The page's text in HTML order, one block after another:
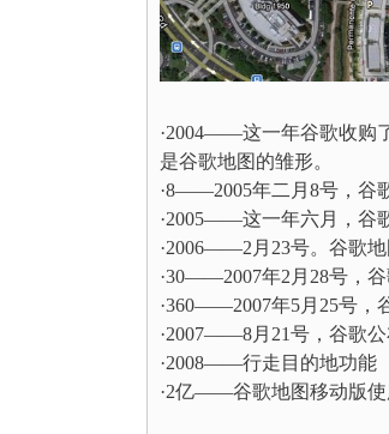
·2004——这一年谷歌收购
是谷歌地图的雏形。
·8——2005年二月8号，谷
·2005——这一年六月，谷
·2006——2月23号。谷歌地
·30——2007年2月28号，
·360——2007年5月25号，
·2007——8月21号，谷歌
·2008——行走目的地功能
·2亿——谷歌地图移动版使